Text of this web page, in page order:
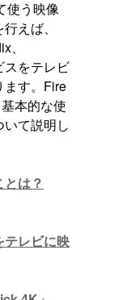
使う映像
えば、
スをテレビ
ます。Fire
本的な使
て説明し
は？
テレビに映